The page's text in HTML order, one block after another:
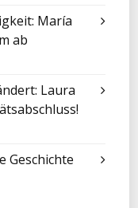
María
ab
Laura
Geschichte